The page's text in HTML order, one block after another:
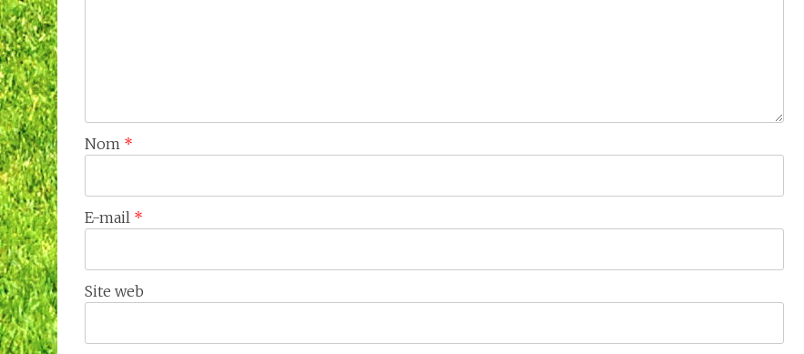
Nom *
E-mail *
Site web